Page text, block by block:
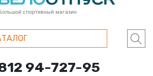
спортивный магазин
94-727-95